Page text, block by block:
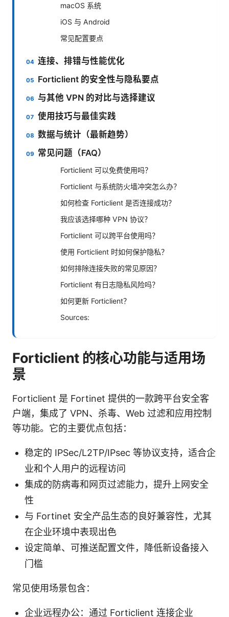
macOS 系统
iOS 与 Android
常见配置要点
连接、排错与性能优化
Forticlient 的安全性与隐私要点
与其他 VPN 的对比与选择建议
使用技巧与最佳实践
数据与统计（最新趋势）
常见问题（FAQ）
Forticlient 可以免费使用吗？
Forticlient 与系统防火墙冲突怎么办？
如何检查 Forticlient 是否连接成功？
我应该选择哪种 VPN 协议？
Forticlient 可以跨平台使用吗？
使用 Forticlient 时如何保护隐私？
如何排除连接失败的常见原因？
Forticlient 有日志隐私风险吗？
如何更新 Forticlient？
Sources:
Forticlient 的核心功能与适用场
景
Forticlient 是 Fortinet 提供的一款跨平台安全客
户端，集成了 VPN、杀毒、Web 过滤和应用控制
等功能。它的主要优点包括：
稳定的 IPSec/L2TP/IPsec 等协议支持，适合企
业和个人用户的远程访问
集成的防病毒和网页过滤能力，提升上网安全
性
与 Fortinet 安全产品生态的良好兼容性，尤其
在企业环境中表现出色
设定简单、可推送配置文件，降低新设备接入
门槛
常见使用场景包含：
企业远程办公：通过 Forticlient 连接企业